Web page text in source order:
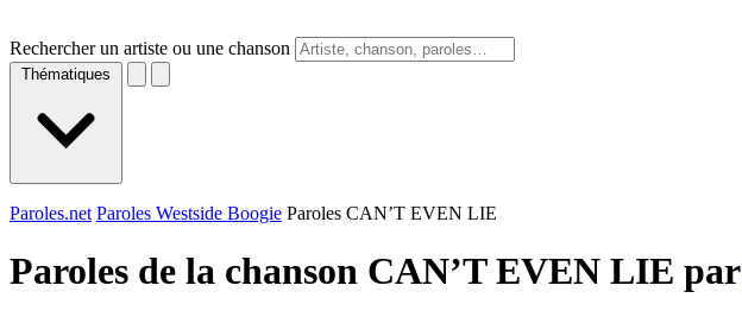
Rechercher un artiste ou une chanson
Thématiques
Paroles.net Paroles Westside Boogie Paroles CAN’T EVEN LIE
Paroles de la chanson CAN’T EVEN LIE par